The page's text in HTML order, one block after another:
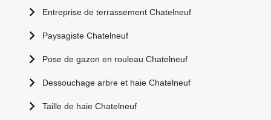
Entreprise de terrassement Chatelneuf
Paysagiste Chatelneuf
Pose de gazon en rouleau Chatelneuf
Dessouchage arbre et haie Chatelneuf
Taille de haie Chatelneuf